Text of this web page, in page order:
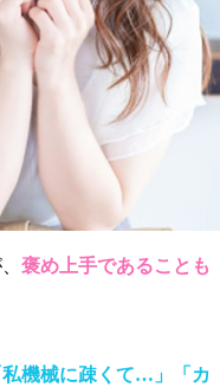
褒め上手であることも
私機械に疎くて…」「カ